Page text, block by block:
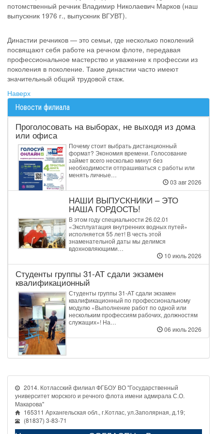
потомственный речник Владимир Николаевич Марков (наш
выпускник 1976 г., выпускник ВГУВТ).
Династии речников — это семьи, где несколько поколений
посвящают себя работе на речном флоте, передавая
профессиональное мастерство и уважение к профессии из
поколения в поколение. Такие династии часто имеют
значительный общий трудовой стаж.
Наверх
Новости филиала
Проголосовать на выборах, не выходя из дома
или офиса
Почему стоит выбрать дистанционный
формат? Экономия времени. Голосование
займет всего несколько минут без
необходимости отпрашиваться с работы или
менять личные…
03 авг 2026
НАШИ ВЫПУСКНИКИ – ЭТО
НАША ГОРДОСТЬ!
В этом году специальности 26.02.01
«Эксплуатация внутренних водных путей»
исполняется 55 лет! В честь этой
знаменательной даты мы делимся
вдохновляющими…
10 июль 2026
Студенты группы 31‑АТ сдали экзамен
квалификационный
Студенты группы 31‑АТ сдали экзамен
квалификационный по профессиональному
модулю «Выполнение работ по одной или
нескольким профессиям рабочих, должностям
служащих»! На…
06 июль 2026
2014. Котласский филиал ФГБОУ ВО "Государственный
университет морского и речного флота имени адмирала С.О.
Макарова"
165311 Архангельская обл., г.Котлас, ул.Заполярная, д.19;
(81837) 3-83-71